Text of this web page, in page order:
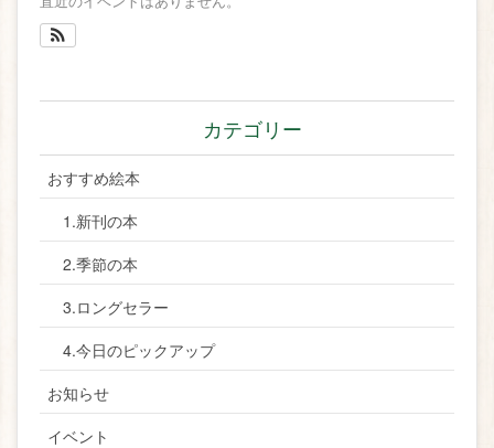
カテゴリー
おすすめ絵本
1.新刊の本
2.季節の本
3.ロングセラー
4.今日のピックアップ
お知らせ
イベント